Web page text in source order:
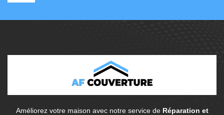
Améliorez votre maison avec notre service de Réparation et